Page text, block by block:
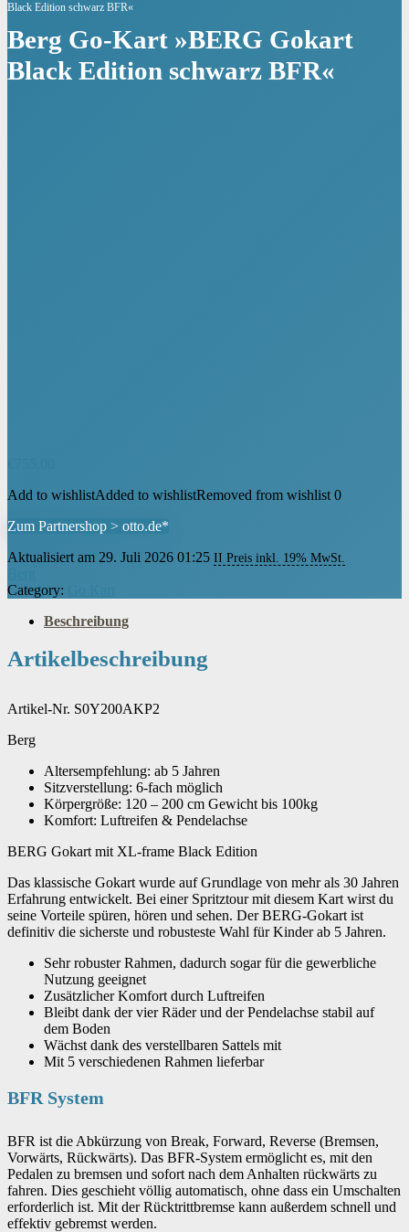
Black Edition schwarz BFR«
Berg Go-Kart »BERG Gokart
Black Edition schwarz BFR«
Add to wishlistAdded to wishlistRemoved from wishlist 0
Zum Partnershop > otto.de*
Aktualisiert am 29. Juli 2026 01:25 II Preis inkl. 19% MwSt.
Category:
Beschreibung
Artikelbeschreibung
Artikel-Nr. S0Y200AKP2
Berg
Altersempfehlung: ab 5 Jahren
Sitzverstellung: 6-fach möglich
Körpergröße: 120 – 200 cm Gewicht bis 100kg
Komfort: Luftreifen & Pendelachse
BERG Gokart mit XL-frame Black Edition
Das klassische Gokart wurde auf Grundlage von mehr als 30 Jahren
Erfahrung entwickelt. Bei einer Spritztour mit diesem Kart wirst du
seine Vorteile spüren, hören und sehen. Der BERG-Gokart ist
definitiv die sicherste und robusteste Wahl für Kinder ab 5 Jahren.
Sehr robuster Rahmen, dadurch sogar für die gewerbliche
Nutzung geeignet
Zusätzlicher Komfort durch Luftreifen
Bleibt dank der vier Räder und der Pendelachse stabil auf
dem Boden
Wächst dank des verstellbaren Sattels mit
Mit 5 verschiedenen Rahmen lieferbar
BFR System
BFR ist die Abkürzung von Break, Forward, Reverse (Bremsen,
Vorwärts, Rückwärts). Das BFR-System ermöglicht es, mit den
Pedalen zu bremsen und sofort nach dem Anhalten rückwärts zu
fahren. Dies geschieht völlig automatisch, ohne dass ein Umschalten
erforderlich ist. Mit der Rücktrittbremse kann außerdem schnell und
effektiv gebremst werden.